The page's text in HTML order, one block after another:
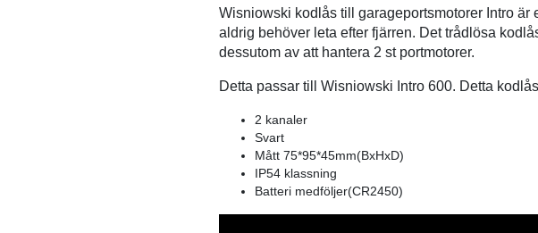
Wisniowski kodlås till garageportsmotorer Intro
aldrig behöver leta efter fjärren. Det trådlösa
dessutom av att hantera 2 st portmotorer.
Detta passar till Wisniowski Intro 600. Detta
2 kanaler
Svart
Mått 75*95*45mm(BxHxD)
IP54 klassning
Batteri medföljer(CR2450)